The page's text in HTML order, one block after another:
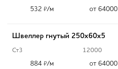
532 ₽/м от 64000
Швеллер гнутый 250х60х5
Ст3 12000
884 ₽/м от 64000